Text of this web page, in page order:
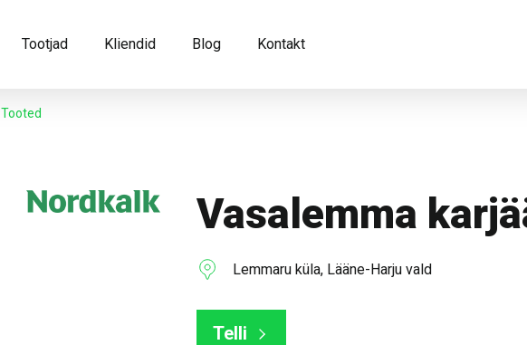
Tootjad Kliendid Blog Kontakt
Tooted
Vasalemma
Lemmaru küla, Lääne-Harju vald
Telli